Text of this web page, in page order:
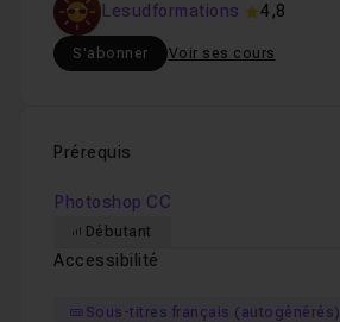
Lesudformations 4,8
S'abonner Voir ses cours
Prérequis
Photoshop CC
Débutant
Accessibilité
Sous-titres français (autogénérés)